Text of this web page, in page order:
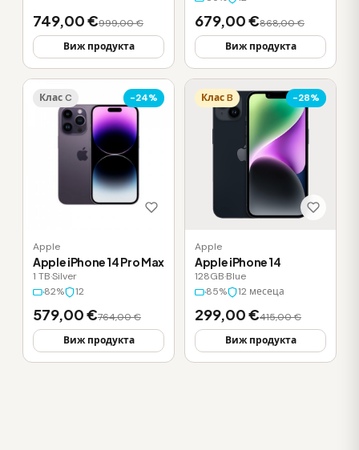
749,00 €999,00 €
Виж продукта
679,00 €868,00 €
Виж продукта
Клас C -24%
Apple
Apple iPhone 14 Pro Max
1 TB·Silver
82%
12
579,00 €764,00 €
Виж продукта
Клас B -28%
Apple
Apple iPhone 14
128GB·Blue
85%
12 месеца
299,00 €415,00 €
Виж продукта